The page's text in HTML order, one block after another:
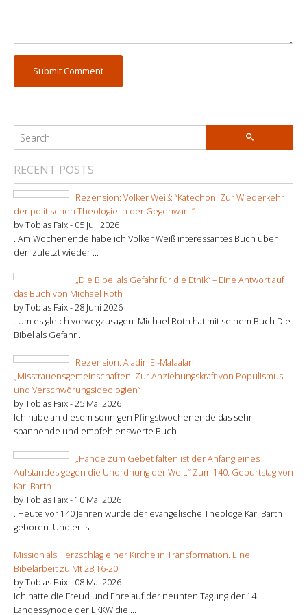
RECENT POSTS
Rezension: Volker Weiß: “Katechon. Zur Wiederkehr
der politischen Theologie in der Gegenwart.”
by Tobias Faix - 05 Juli 2026
. Am Wochenende habe ich Volker Weiß interessantes Buch über
den zuletzt wieder ...
„Die Bibel als Gefahr für die Ethik“ – Eine Antwort auf
das Buch von Michael Roth
by Tobias Faix -28 Juni 2026
. Um es gleich vorwegzusagen: Michael Roth hat mit seinem Buch Die
Bibel als Gefahr ...
Rezension: Aladin El-Mafaalani
„Misstrauensgemeinschaften: Zur Anziehungskraft von Populismus
und Verschwörungsideologien“
by Tobias Faix -25 Mai 2026
Ich habe an diesem sonnigen Pfingstwochenende das sehr
spannende und empfehlenswerte Buch ...
„Hände zum Gebet falten ist der Anfang eines
Aufstandes gegen die Unordnung der Welt.“ Zum 140. Geburtstag von
Karl Barth
by Tobias Faix - 10 Mai 2026
. Heute vor 140 Jahren wurde der evangelische Theologe Karl Barth
geboren. Und er ist ...
Mission als Herzschlag einer Kirche in Transformation. Eine
Bibelarbeit zu Mt 28,16-20
by Tobias Faix - 08 Mai 2026
Ich hatte die Freud und Ehre auf der neunten Tagung der 14.
Landessynode der EKKW die ...